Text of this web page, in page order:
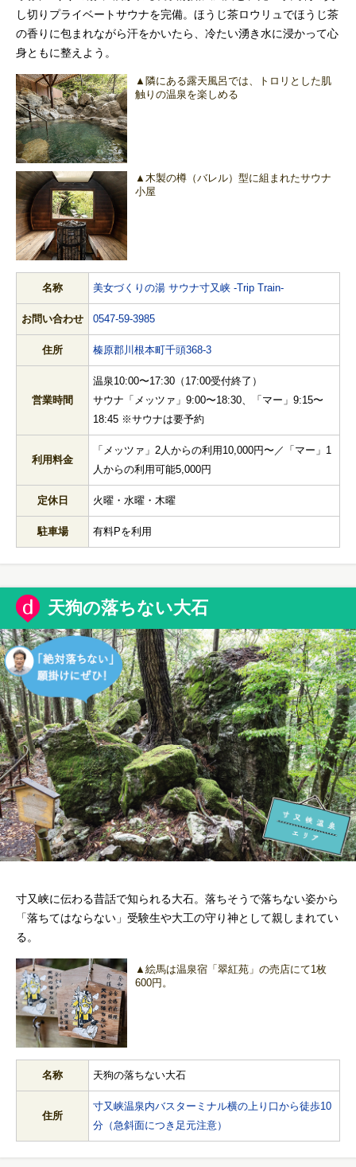
し切りプライベートサウナを完備。ほうじ茶ロウリュでほうじ茶
の香りに包まれながら汗をかいたら、冷たい湧き水に浸かって心
身ともに整えよう。
▲隣にある露天風呂では、トロリとした肌
触りの温泉を楽しめる
▲木製の樽（バレル）型に組まれたサウナ
小屋
名称 美女づくりの湯 サウナ寸又峡 -Trip Train-
お問い合わせ 0547-59-3985
住所 榛原郡川根本町千頭368-3
営業時間
温泉10:00〜17:30（17:00受付終了）
サウナ「メッツァ」9:00〜18:30、「マー」9:15〜
18:45 ※サウナは要予約
利用料金
「メッツァ」2人からの利用10,000円〜／「マー」1
人からの利用可能5,000円
定休日 火曜・水曜・木曜
駐車場 有料Pを利用
天狗の落ちない大石
寸又峡に伝わる昔話で知られる大石。落ちそうで落ちない姿から
「落ちてはならない」受験生や大工の守り神として親しまれてい
る。
▲絵馬は温泉宿「翠紅苑」の売店にて1枚
600円。
名称 天狗の落ちない大石
住所
寸又峡温泉内バスターミナル横の上り口から徒歩10
分（急斜面につき足元注意）